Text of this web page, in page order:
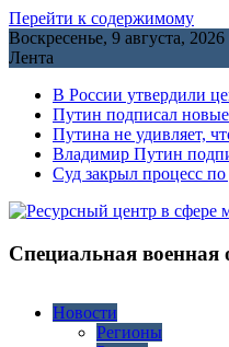
Перейти к содержимому
Воскресенье, 9 августа, 2026
Лента
В России утвердили
Путин подписал
Путина не удивляет,
Владимир Путин
Cуд закрыл процесс
Специальная военная
Новости
Регионы